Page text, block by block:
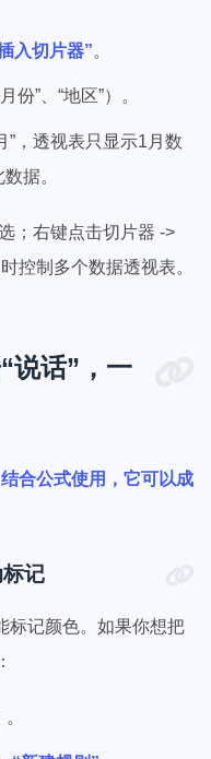
入切片器”。
”、“地区”）。
”，透视表只显示1月数
据。
；右键点击切片器 ->
控制多个数据透视表。
说话”，一
结合公式使用，它可以成
记
标记颜色。如果你想把